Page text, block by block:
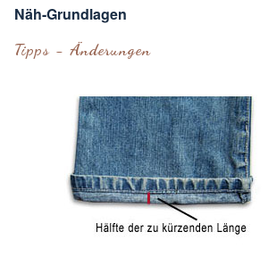
Näh-Grundlagen
Tipps - Änderungen